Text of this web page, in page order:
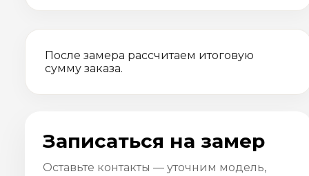
После замера рассчитаем итоговую
сумму заказа.
Записаться на замер
Оставьте контакты — уточним модель,